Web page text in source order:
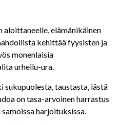
aloittaneelle, elämänikäinen
kehittää fyysisten ja
monenlaisia
urheilu-ura.
sukupuolesta, taustasta, iästä
on tasa-arvoinen harrastus
harjoituksissa.